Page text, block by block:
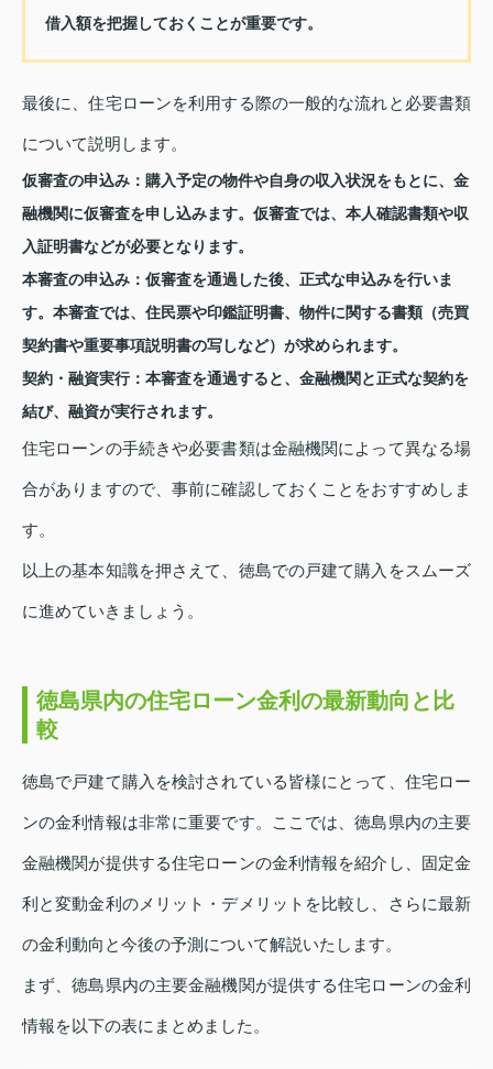
借入額を把握しておくことが重要です。
最後に、住宅ローンを利用する際の一般的な流れと必要書類
について説明します。
仮審査の申込み： 購入予定の物件や自身の収入状況をもとに、金
融機関に仮審査を申し込みます。仮審査では、本人確認書類や収
入証明書などが必要となります。
本審査の申込み： 仮審査を通過した後、正式な申込みを行いま
す。本審査では、住民票や印鑑証明書、物件に関する書類（売買
契約書や重要事項説明書の写しなど）が求められます。
契約・融資実行： 本審査を通過すると、金融機関と正式な契約を
結び、融資が実行されます。
住宅ローンの手続きや必要書類は金融機関によって異なる場
合がありますので、事前に確認しておくことをおすすめしま
す。
以上の基本知識を押さえて、徳島での戸建て購入をスムーズ
に進めていきましょう。
徳島県内の住宅ローン金利の最新動向と比
較
徳島で戸建て購入を検討されている皆様にとって、住宅ロー
ンの金利情報は非常に重要です。ここでは、徳島県内の主要
金融機関が提供する住宅ローンの金利情報を紹介し、固定金
利と変動金利のメリット・デメリットを比較し、さらに最新
の金利動向と今後の予測について解説いたします。
まず、徳島県内の主要金融機関が提供する住宅ローンの金利
情報を以下の表にまとめました。